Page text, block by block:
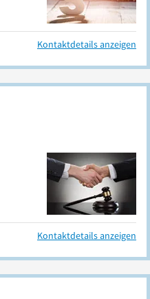
Kontaktdetails anzeigen
Kontaktdetails anzeigen